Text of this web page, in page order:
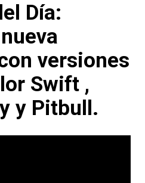
Día:
versiones
Swift ,
y Pitbull.